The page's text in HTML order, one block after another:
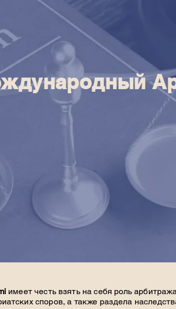
имеет честь взять на себя роль
споров, а также раздела